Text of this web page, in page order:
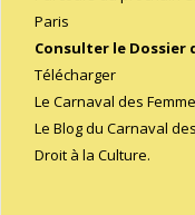
Paris
Consulter le Dossier
Télécharger
Le Carnaval des
Le Blog du Carnaval
Droit à la Culture.